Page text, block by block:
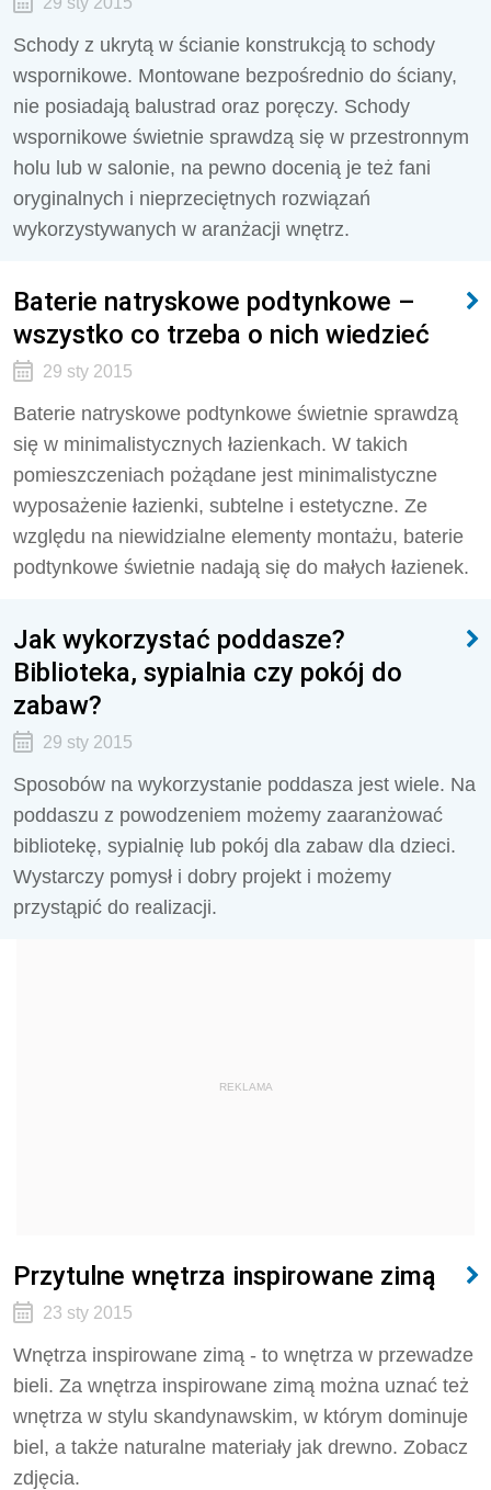
Schody z ukrytą w ścianie konstrukcją to schody
wspornikowe. Montowane bezpośrednio do ściany,
nie posiadają balustrad oraz poręczy. Schody
wspornikowe świetnie sprawdzą się w przestronnym
holu lub w salonie, na pewno docenią je też fani
oryginalnych i nieprzeciętnych rozwiązań
wykorzystywanych w aranżacji wnętrz.
Baterie natryskowe podtynkowe –
wszystko co trzeba o nich wiedzieć
29 sty 2015
Baterie natryskowe podtynkowe świetnie sprawdzą
się w minimalistycznych łazienkach. W takich
pomieszczeniach pożądane jest minimalistyczne
wyposażenie łazienki, subtelne i estetyczne. Ze
względu na niewidzialne elementy montażu, baterie
podtynkowe świetnie nadają się do małych łazienek.
Jak wykorzystać poddasze?
Biblioteka, sypialnia czy pokój do
zabaw?
29 sty 2015
Sposobów na wykorzystanie poddasza jest wiele. Na
poddaszu z powodzeniem możemy zaaranżować
bibliotekę, sypialnię lub pokój dla zabaw dla dzieci.
Wystarczy pomysł i dobry projekt i możemy
przystąpić do realizacji.
REKLAMA
Przytulne wnętrza inspirowane zimą
23 sty 2015
Wnętrza inspirowane zimą - to wnętrza w przewadze
bieli. Za wnętrza inspirowane zimą można uznać też
wnętrza w stylu skandynawskim, w którym dominuje
biel, a także naturalne materiały jak drewno. Zobacz
zdjęcia.